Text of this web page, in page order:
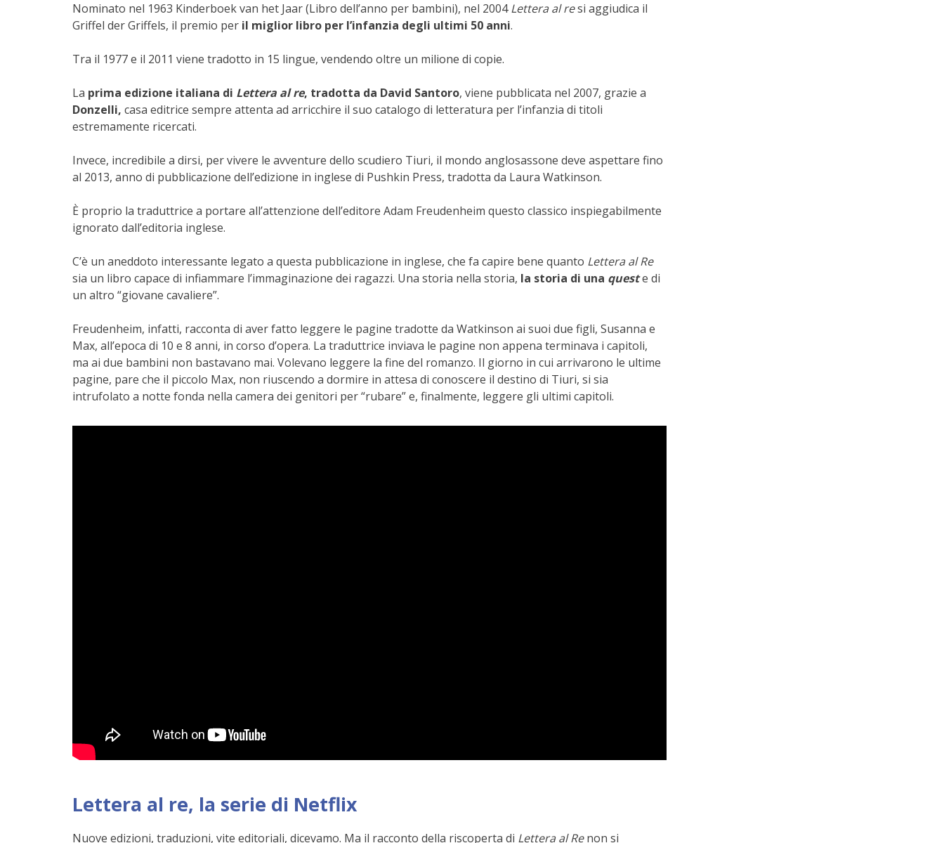
Nominato nel 1963 Kinderboek van het Jaar (Libro dell’anno per bambini), nel 2004Lettera al resi aggiudica il
Griffel der Griffels, il premio per il miglior libro per l’infanzia degli ultimi 50 anni.
Tra il 1977 e il 2011 viene tradotto in 15 lingue, vendendo oltre un milione di copie.
La prima edizione italiana di Lettera al re, tradotta da David Santoro, viene pubblicata nel 2007, grazie a
Donzelli, casa editrice sempre attenta ad arricchire il suo catalogo di letteratura per l’infanzia di titoli
estremamente ricercati.
Invece, incredibile a dirsi, per vivere le avventure dello scudiero Tiuri, il mondo anglosassone deve aspettare fino
al 2013, anno di pubblicazione dell’edizione in inglese di Pushkin Press, tradotta da Laura Watkinson.
È proprio la traduttrice a portare all’attenzione dell’editore Adam Freudenheim questo classico inspiegabilmente
ignorato dall’editoria inglese.
C’è un aneddoto interessante legato a questa pubblicazione in inglese, che fa capire bene quanto Lettera al Re
sia un libro capace di infiammare l’immaginazione dei ragazzi. Una storia nella storia, la storia di una queste di
un altro “giovane cavaliere”.
Freudenheim, infatti, racconta di aver fatto leggere le pagine tradotte da Watkinson ai suoi due figli, Susanna e
Max, all’epoca di 10 e 8 anni, in corso d’opera. La traduttrice inviava le pagine non appena terminava i capitoli,
ma ai due bambini non bastavano mai. Volevano leggere la fine del romanzo. Il giorno in cui arrivarono le ultime
pagine, pare che il piccolo Max, non riuscendo a dormire in attesa di conoscere il destino di Tiuri, si sia
intrufolato a notte fonda nella camera dei genitori per “rubare” e, finalmente, leggere gli ultimi capitoli.
Lettera al re, la serie di Netflix
Nuove edizioni, traduzioni, vite editoriali, dicevamo. Ma il racconto della riscoperta di Lettera al Renon si